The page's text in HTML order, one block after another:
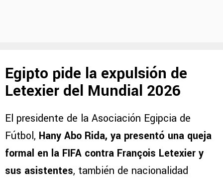
Egipto pide la expulsión de
Letexier del Mundial 2026
El presidente de la Asociación Egipcia de
Fútbol, Hany Abo Rida, ya presentó una queja
formal en la FIFA contra François Letexier y
sus asistentes, también de nacionalidad